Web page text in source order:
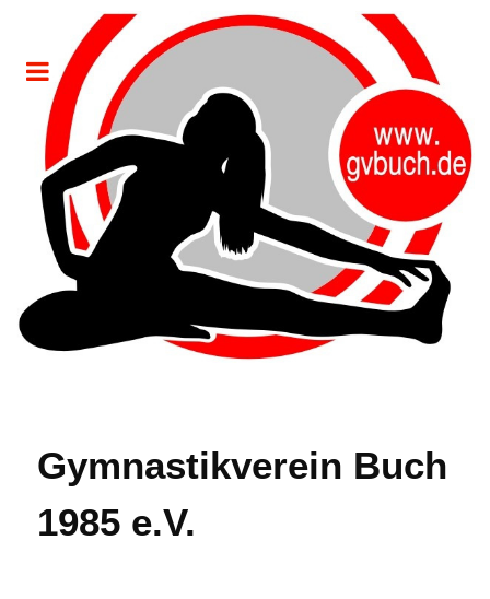
Gymnastikverein Buch
1985 e.V.